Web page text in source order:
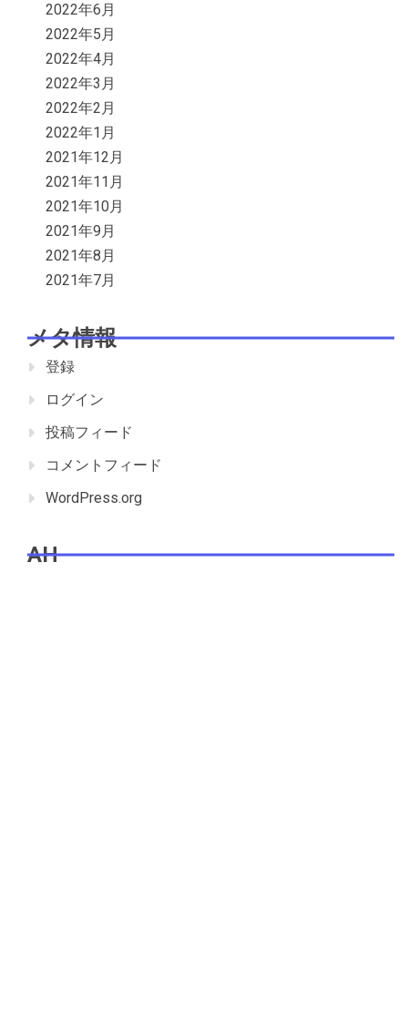
2022年6月
2022年5月
2022年4月
2022年3月
2022年2月
2022年1月
2021年12月
2021年11月
2021年10月
2021年9月
2021年8月
2021年7月
メタ情報
登録
ログイン
投稿フィード
コメントフィード
WordPress.org
AH